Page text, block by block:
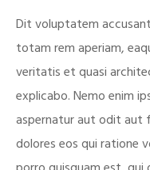
Dit voluptatem
totam rem aperiam,
veritatis et quasi
explicabo. Nemo enim
aspernatur aut odit aut
dolores eos qui ratione